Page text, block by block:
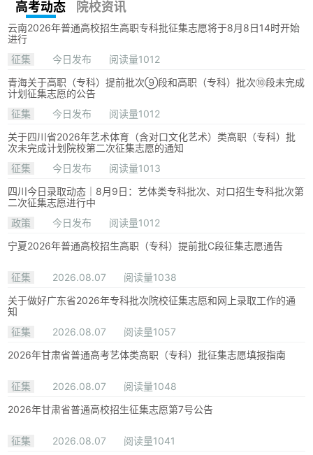
高考动态 院校资讯
云南2026年普通高校招生高职专科批征集志愿将于8月8日14时开始
进行
征集
今日发布
阅读量1012
青海关于高职（专科）提前批次⑨段和高职（专科）批次⑩段未完成
计划征集志愿的公告
征集
今日发布
阅读量1012
关于四川省2026年艺术体育（含对口文化艺术）类高职（专科）批
次未完成计划院校第二次征集志愿的通知
征集
今日发布
阅读量1013
四川今日录取动态｜8月9日：艺体类专科批次、对口招生专科批次第
二次征集志愿进行中
政策
今日发布
阅读量1012
宁夏2026年普通高校招生高职（专科）提前批C段征集志愿通告
征集 2026.08.07
阅读量1038
关于做好广东省2026年专科批次院校征集志愿和网上录取工作的通
知
征集
2026.08.07
阅读量1057
2026年甘肃省普通高考艺体类高职（专科）批征集志愿填报指南
征集 2026.08.07
阅读量1048
2026年甘肃省普通高校招生征集志愿第7号公告
征集 2026.08.07
阅读量1041